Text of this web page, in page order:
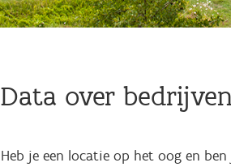
Data over
Heb je een locatie op het oog en